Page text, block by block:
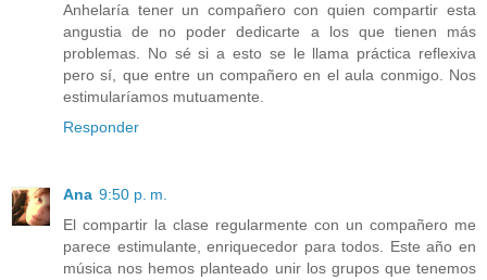
Anhelaría tener un compañero con quien compartir esta
angustia de no poder dedicarte a los que tienen más
problemas. No sé si a esto se le llama práctica reflexiva
pero sí, que entre un compañero en el aula conmigo. Nos
estimularíamos mutuamente.
Responder
Ana 9:50 p. m.
El compartir la clase regularmente con un compañero me
parece estimulante, enriquecedor para todos. Este año en
música nos hemos planteado unir los grupos que tenemos